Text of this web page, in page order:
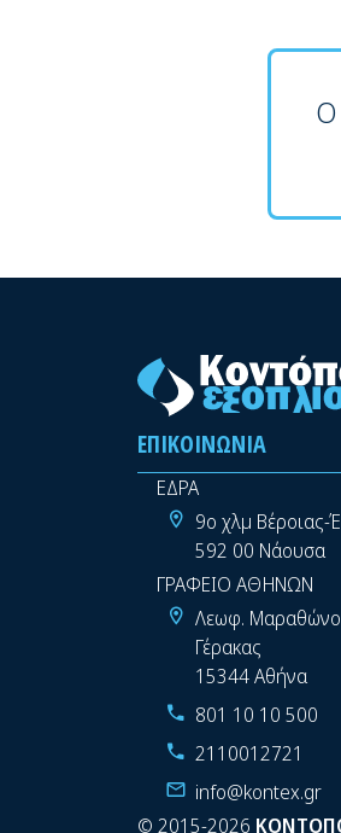
Ο
ΕΠΙΚΟΙΝΩΝΊΑ
ΕΔΡΑ
9ο χλμ Βέροιας-
592 00 Νάουσα
ΓΡΑΦΕΙΟ ΑΘΗΝΩΝ
Λεωφ.
Γέρακας
15344 Αθήνα
801 10 10 500
2110012721
info@kontex.gr
© 2015-2026